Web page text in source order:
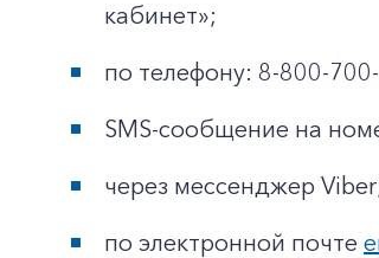
кабинет»;
по телефону: 8-800-
SMS-сообщение на
через мессенджер
по электронной почте